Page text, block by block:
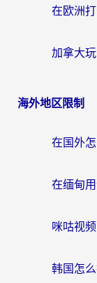
海外地区限制